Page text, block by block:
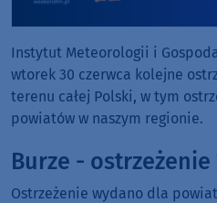
Instytut Meteorologii i
wtorek 30 czerwca kolejne
terenu całej Polski, w tym
powiatów w naszym regionie.
Burze -
Ostrzeżenie wydano dla